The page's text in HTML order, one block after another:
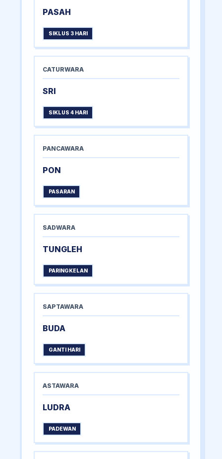
PASAH
SIKLUS 3 HARI
CATURWARA
SRI
SIKLUS 4 HARI
PANCAWARA
PON
PASARAN
SADWARA
TUNGLEH
PARINGKELAN
SAPTAWARA
BUDA
GANTI HARI
ASTAWARA
LUDRA
PADEWAN